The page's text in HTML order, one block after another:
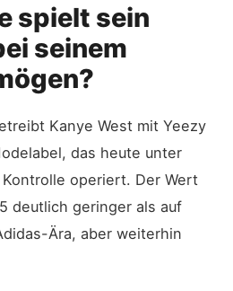
spielt sein
seinem
Kanye West mit Yeezy
das heute unter
operiert. Der Wert
deutlich geringer als auf
Ära, aber weiterhin